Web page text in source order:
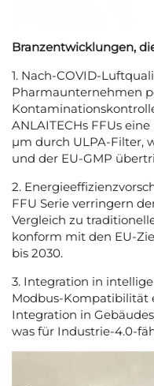
Branzentwicklungen,
1. Nach-COVID-
Pharmaunternehmen
ANLAITECHs FFUs eine
μm durch ULPA-Filter,
und der EU-GMP
2.
FFU Serie verringern
Vergleich zu
konform mit den EU-
bis 2030.
3. Integration in
Modbus-Kompatibilität
Integration in
was für Industrie-4.0-